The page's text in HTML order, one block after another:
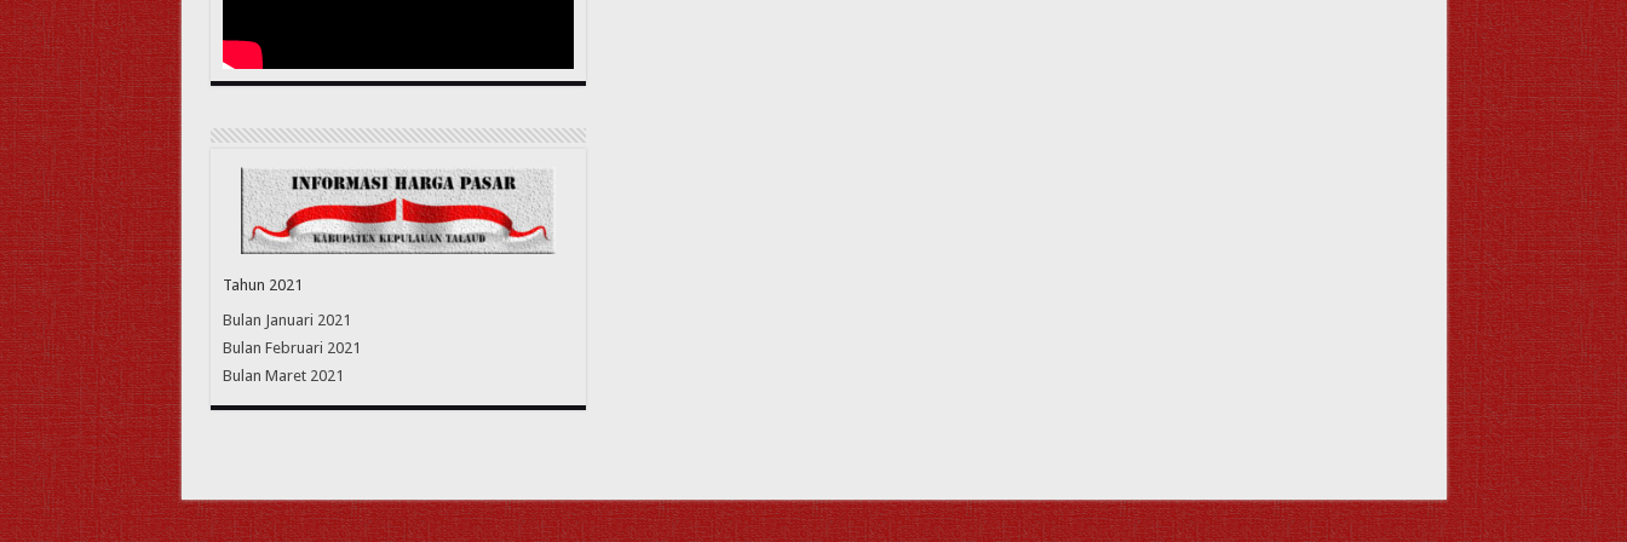
Tahun 2021
Bulan Januari 2021
Bulan Februari 2021
Bulan Maret 2021